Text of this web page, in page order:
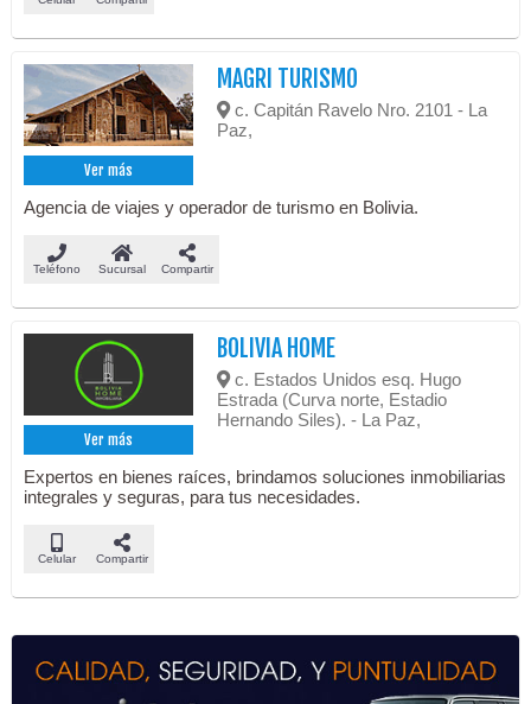
Ver más
MAGRI TURISMO
c. Capitán Ravelo Nro. 2101 - La
Paz,
Agencia de viajes y operador de turismo en Bolivia.
Teléfono Sucursal Compartir
Ver más
BOLIVIA HOME
c. Estados Unidos esq. Hugo
Estrada (Curva norte, Estadio
Hernando Siles). - La Paz,
Expertos en bienes raíces, brindamos soluciones inmobiliarias
integrales y seguras, para tus necesidades.
Celular Compartir